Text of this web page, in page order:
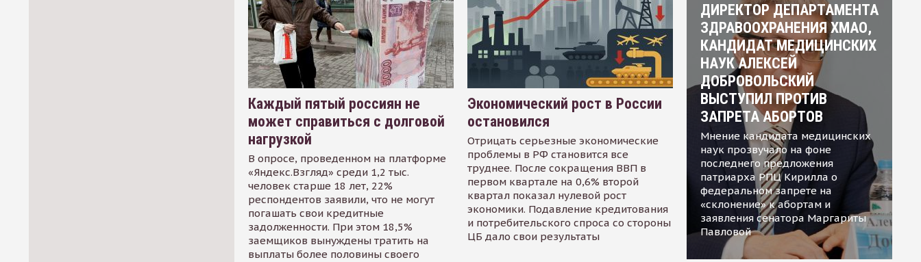
Каждый пятый россиян не
может справиться с долговой
нагрузкой
В опросе, проведенном на платформе
«Яндекс.Взгляд» среди 1,2 тыс.
человек старше 18 лет, 22%
респондентов заявили, что не могут
погашать свои кредитные
задолженности. При этом 18,5%
заемщиков вынуждены тратить на
выплаты более половины своего
Экономический рост в России
остановился
Отрицать серьезные экономические
проблемы в РФ становится все
труднее. После сокращения ВВП в
первом квартале на 0,6% второй
квартал показал нулевой рост
экономики. Подавление кредитования
и потребительского спроса со стороны
ЦБ дало свои результаты
ДИРЕКТОР ДЕПАРТАМЕНТА
ЗДРАВООХРАНЕНИЯ ХМАО,
КАНДИДАТ МЕДИЦИНСКИХ
НАУК АЛЕКСЕЙ
ДОБРОВОЛЬСКИЙ
ВЫСТУПИЛ ПРОТИВ
ЗАПРЕТА АБОРТОВ
Мнение кандидата медицинских
наук прозвучало на фоне
последнего предложения
патриарха РПЦ Кирилла о
федеральном запрете на
«склонение» к абортам и
заявления сенатора Маргариты
Павловой